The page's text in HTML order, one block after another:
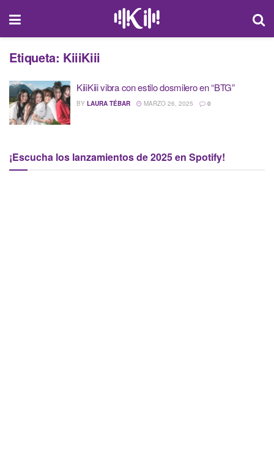
Etiqueta: KiiiKiii
KiiiKiii vibra con estilo dosmilero en “BTG”
BY LAURA TÉBAR MARZO 26, 2025 0
¡Escucha los lanzamientos de 2025 en Spotify!